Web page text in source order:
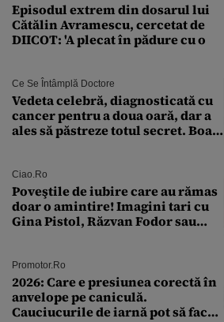
Episodul extrem din dosarul lui
Cătălin Avramescu, cercetat de
DIICOT: 'A plecat în pădure cu o
Ce Se Întâmplă Doctore
Vedeta celebră, diagnosticată cu
cancer pentru a doua oară, dar a
ales să păstreze totul secret. Boala
Ciao.ro
Poveştile de iubire care au rămas
doar o amintire! Imagini tari cu
Gina Pistol, Răzvan Fodor sau
Promotor.ro
2026: Care e presiunea corectă în
anvelope pe caniculă.
Cauciucurile de iarnă pot să facă